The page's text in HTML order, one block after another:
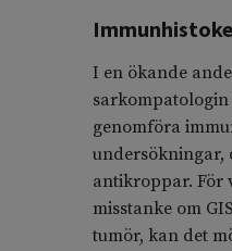
I en ökande
genomföra
undersökningar,
antikroppar. För
misstanke om
tumör, kan det